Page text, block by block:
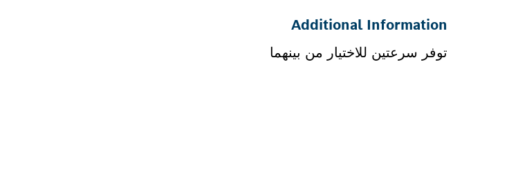
Additional Information
توفر سرعتين للاختيار من بينهما